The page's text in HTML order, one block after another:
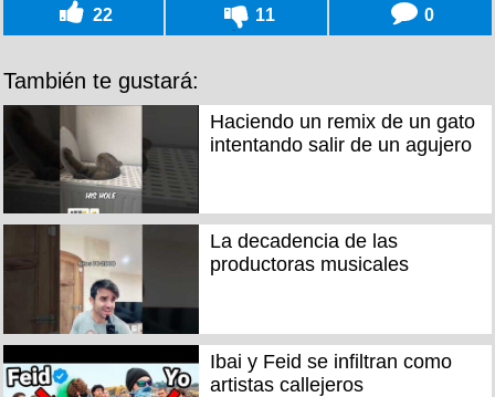
22 11 0
También te gustará:
Haciendo un remix de un gato
intentando salir de un agujero
La decadencia de las
productoras musicales
Ibai y Feid se infiltran como
artistas callejeros